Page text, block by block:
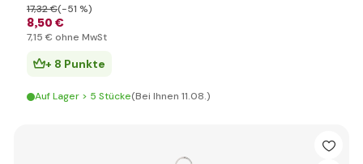
8,50 €
17,32 €(-51 %)
7,15 € ohne MwSt
+ 8 Punkte
Auf Lager > 5 Stücke(Bei Ihnen 11.08.)